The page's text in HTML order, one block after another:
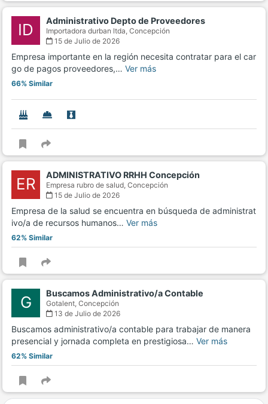
ID Administrativo Depto de Proveedores
Importadora durban ltda, Concepción
15 de Julio de 2026
Empresa importante en la región necesita contratar para el car
go de pagos proveedores,… Ver más
66% Similar
ER ADMINISTRATIVO RRHH Concepción
Empresa rubro de salud, Concepción
15 de Julio de 2026
Empresa de la salud se encuentra en búsqueda de administrat
ivo/a de recursos humanos… Ver más
62% Similar
G Buscamos Administrativo/a Contable
Gotalent, Concepción
13 de Julio de 2026
Buscamos administrativo/a contable para trabajar de manera
presencial y jornada completa en prestigiosa… Ver más
62% Similar